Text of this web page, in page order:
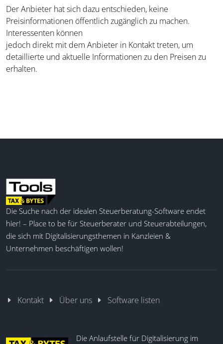
Der Anbieter hat sich dazu entschieden, keine
Preisinformationen öffentlich zugänglich zu machen.
Interessenten können
jedoch direkt mit dem Anbieter in Kontakt treten, um
detaillierte und aktuelle Informationen zu den Preisen zu
erhalten.
Die Suche nach der idealen Steuerberatung-Software endet
hier! – Place to be für Steuerberater und Steuerabteilungen,
die sich mit Digitalisierungsthemen in Kanzleien &
Unternehmen beschäftigen wollen!
Kontakt Über uns Software listen
Die Anlaufstelle für Digitalisierung im